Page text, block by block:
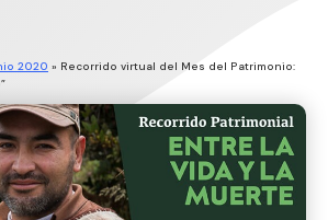
2020 » Recorrido virtual del Mes del Patrimonio: